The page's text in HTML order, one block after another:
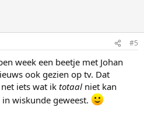
#5
week een beetje met Johan
ook gezien op tv. Dat
iets wat ik totaal niet kan
wiskunde geweest.